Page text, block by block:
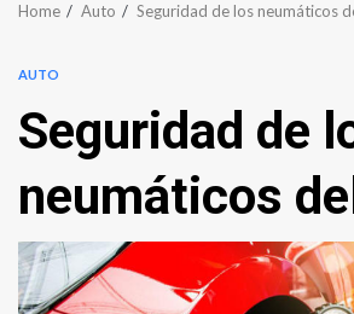
Home Auto Seguridad de los neumáticos
AUTO
Seguridad de
neumáticos